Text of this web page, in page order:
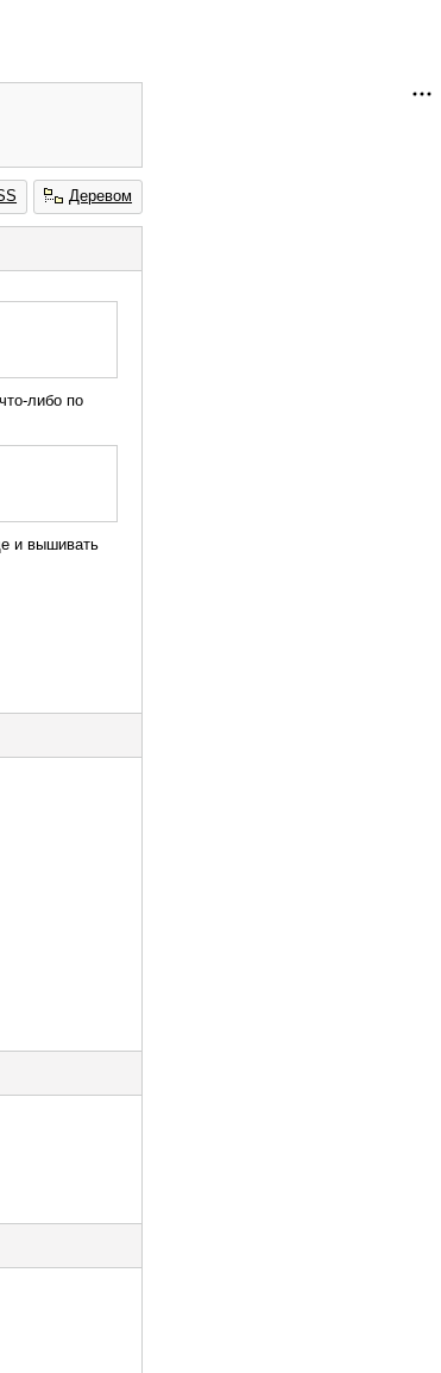
Деревом
либо по
и вышивать